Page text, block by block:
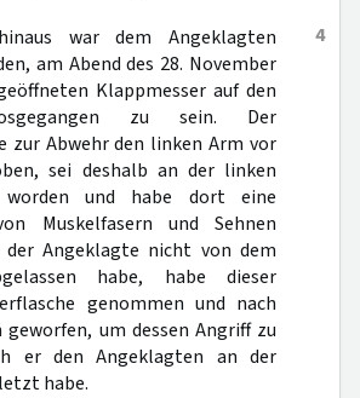
4
war dem Angeklagten
am Abend des 28. November
Klappmesser auf den
zu sein. Der
zur Abwehr den linken Arm vor
sei deshalb an der linken
worden und habe dort eine
Muskelfasern und Sehnen
Angeklagte nicht von dem
habe, habe dieser
genommen und nach
um dessen Angriff zu
er den Angeklagten an der
habe.